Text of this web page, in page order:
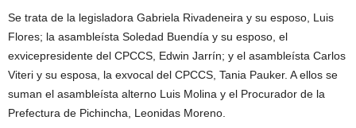
Se trata de la legisladora Gabriela Rivadeneira y su esposo, Luis
Flores; la asambleísta Soledad Buendía y su esposo, el
exvicepresidente del CPCCS, Edwin Jarrín; y el asambleísta Carlos
Viteri y su esposa, la exvocal del CPCCS, Tania Pauker. A ellos se
suman el asambleísta alterno Luis Molina y el Procurador de la
Prefectura de Pichincha, Leonidas Moreno.